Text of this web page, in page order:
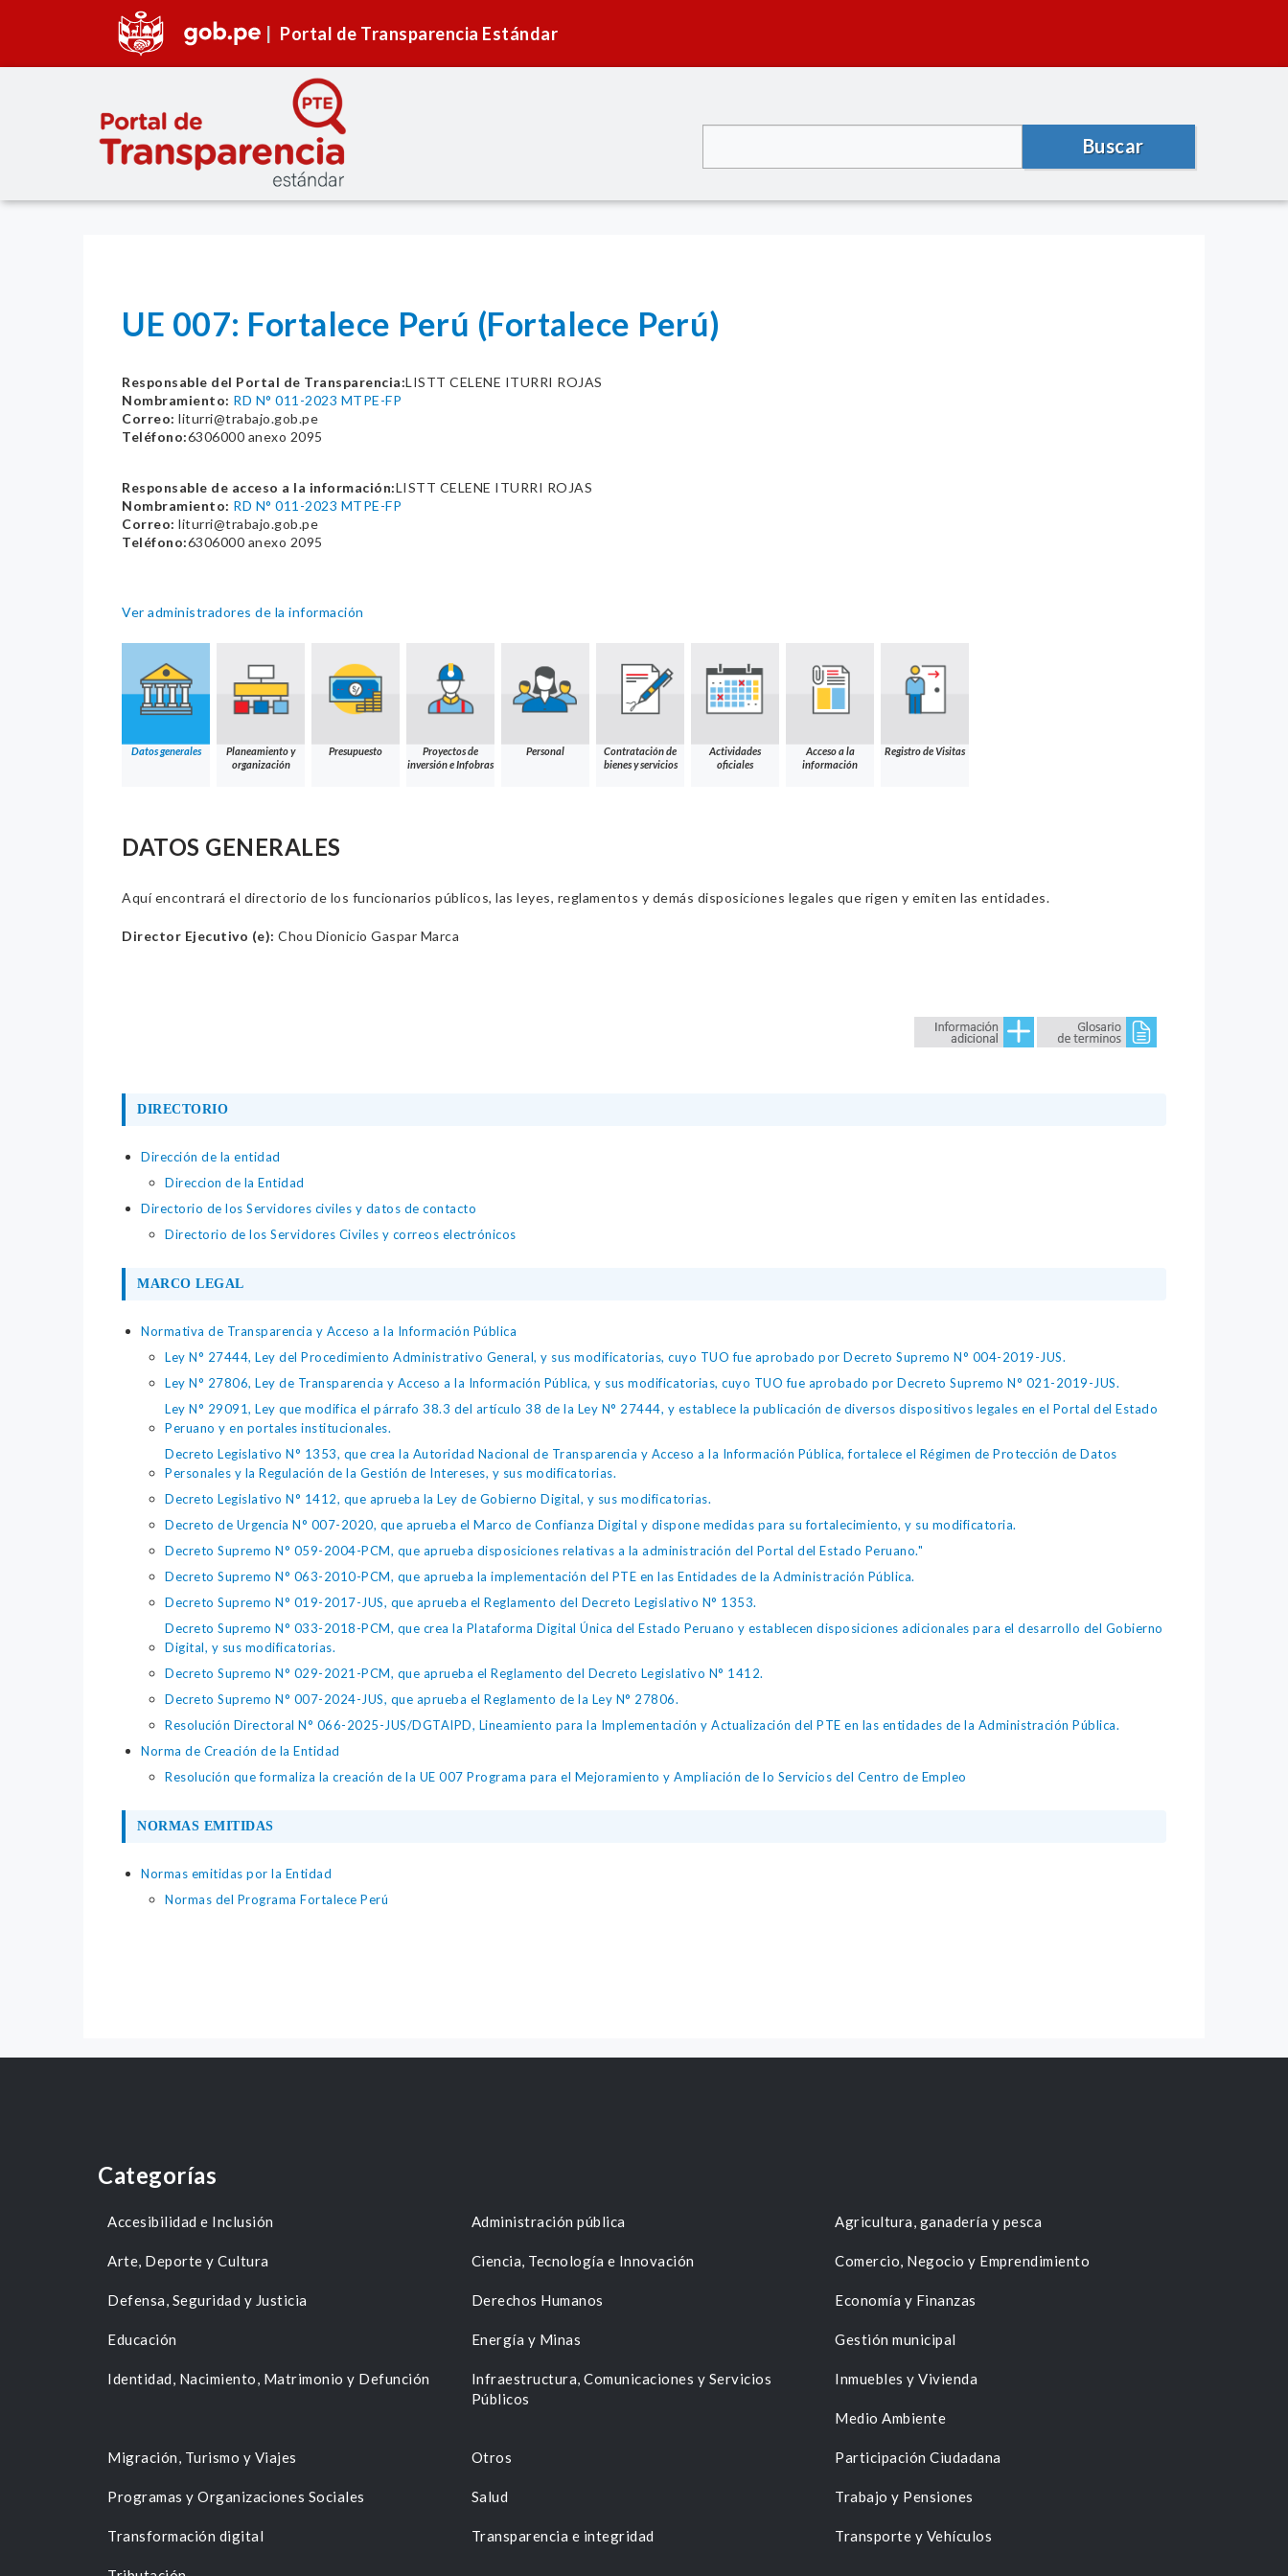
Portal de Transparencia Estándar
Buscar
UE 007: Fortalece Perú (Fortalece Perú)
Responsable del Portal de Transparencia:LISTT CELENE ITURRI ROJAS
Nombramiento: RD N° 011-2023 MTPE-FP
Correo: liturri@trabajo.gob.pe
Teléfono:6306000 anexo 2095
Responsable de acceso a la información:LISTT CELENE ITURRI ROJAS
Nombramiento: RD N° 011-2023 MTPE-FP
Correo: liturri@trabajo.gob.pe
Teléfono:6306000 anexo 2095
Ver administradores de la información
Datos generales
Planeamiento y
organización
Presupuesto
Proyectos de
inversión e Infobras
Personal
Contratación de
bienes y servicios
Actividades
oficiales
Acceso a la
información
Registro de Visitas
DATOS GENERALES
Aquí encontrará el directorio de los funcionarios públicos, las leyes, reglamentos y demás disposiciones legales que rigen y emiten las entidades.
Director Ejecutivo (e): Chou Dionicio Gaspar Marca
DIRECTORIO
Dirección de la entidad
Direccion de la Entidad
Directorio de los Servidores civiles y datos de contacto
Directorio de los Servidores Civiles y correos electrónicos
MARCO LEGAL
Normativa de Transparencia y Acceso a la Información Pública
Ley N° 27444, Ley del Procedimiento Administrativo General, y sus modificatorias, cuyo TUO fue aprobado por Decreto Supremo N° 004-2019-JUS.
Ley N° 27806, Ley de Transparencia y Acceso a la Información Pública, y sus modificatorias, cuyo TUO fue aprobado por Decreto Supremo N° 021-2019-JUS.
Ley N° 29091, Ley que modifica el párrafo 38.3 del artículo 38 de la Ley N° 27444, y establece la publicación de diversos dispositivos legales en el Portal del Estado
Peruano y en portales institucionales.
Decreto Legislativo N° 1353, que crea la Autoridad Nacional de Transparencia y Acceso a la Información Pública, fortalece el Régimen de Protección de Datos
Personales y la Regulación de la Gestión de Intereses, y sus modificatorias.
Decreto Legislativo N° 1412, que aprueba la Ley de Gobierno Digital, y sus modificatorias.
Decreto de Urgencia N° 007-2020, que aprueba el Marco de Confianza Digital y dispone medidas para su fortalecimiento, y su modificatoria.
Decreto Supremo N° 059-2004-PCM, que aprueba disposiciones relativas a la administración del Portal del Estado Peruano."
Decreto Supremo N° 063-2010-PCM, que aprueba la implementación del PTE en las Entidades de la Administración Pública.
Decreto Supremo N° 019-2017-JUS, que aprueba el Reglamento del Decreto Legislativo N° 1353.
Decreto Supremo N° 033-2018-PCM, que crea la Plataforma Digital Única del Estado Peruano y establecen disposiciones adicionales para el desarrollo del Gobierno
Digital, y sus modificatorias.
Decreto Supremo N° 029-2021-PCM, que aprueba el Reglamento del Decreto Legislativo N° 1412.
Decreto Supremo N° 007-2024-JUS, que aprueba el Reglamento de la Ley N° 27806.
Resolución Directoral N° 066-2025-JUS/DGTAIPD, Lineamiento para la Implementación y Actualización del PTE en las entidades de la Administración Pública.
Norma de Creación de la Entidad
Resolución que formaliza la creación de la UE 007 Programa para el Mejoramiento y Ampliación de lo Servicios del Centro de Empleo
NORMAS EMITIDAS
Normas emitidas por la Entidad
Normas del Programa Fortalece Perú
Categorías
Accesibilidad e Inclusión Administración pública Agricultura, ganadería y pesca
Arte, Deporte y Cultura Ciencia, Tecnología e Innovación Comercio, Negocio y Emprendimiento
Defensa, Seguridad y Justicia Derechos Humanos Economía y Finanzas
Educación Energía y Minas Gestión municipal
Identidad, Nacimiento, Matrimonio y Defunción
Infraestructura, Comunicaciones y Servicios
Públicos
Inmuebles y Vivienda
Medio Ambiente
Migración, Turismo y Viajes Otros Participación Ciudadana
Programas y Organizaciones Sociales Salud Trabajo y Pensiones
Transformación digital Transparencia e integridad Transporte y Vehículos